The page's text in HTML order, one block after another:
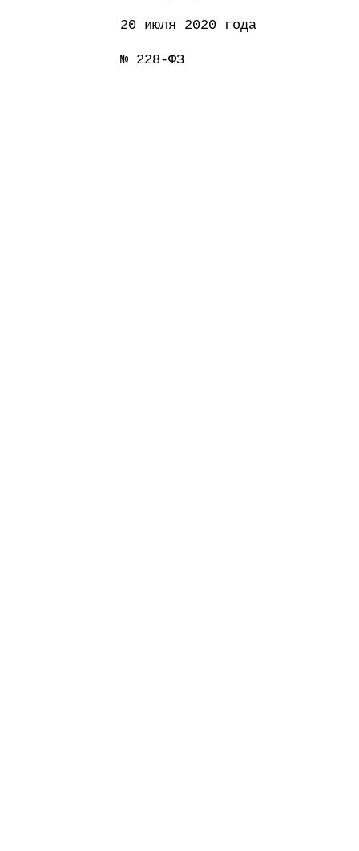
20 июля 2020 года
№ 228-ФЗ